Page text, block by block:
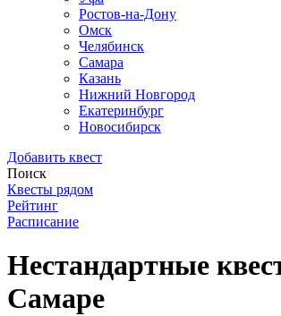
Ростов-на-Дону
Омск
Челябинск
Самара
Казань
Нижний Новгород
Екатеринбург
Новосибирск
Добавить квест
Поиск
Квесты рядом
Рейтинг
Расписание
Нестандартные
Самаре